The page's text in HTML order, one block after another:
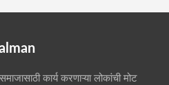
कार्य करणाऱ्या लोकांची मोट